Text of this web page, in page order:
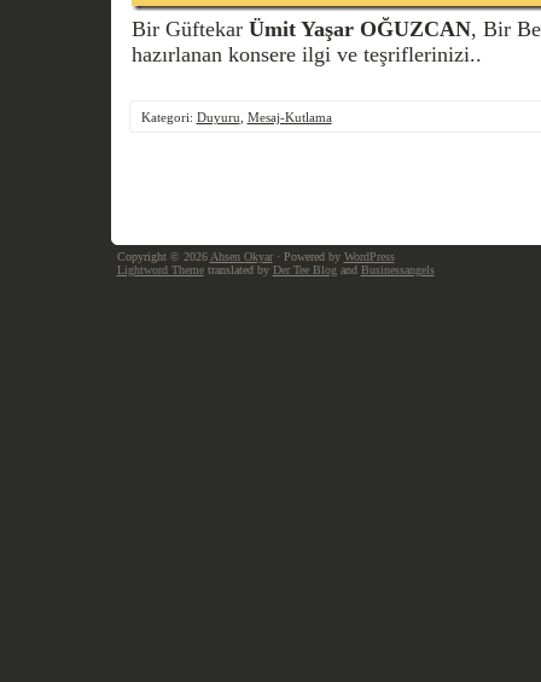
Bir Güftekar Ümit Yaşar OĞUZCAN, Bir
hazırlanan konsere ilgi ve teşriflerinizi..
Kategori: Duyuru Mesaj-Kutlama
Copyright © 2026 Ahsen Okyar· Powered by WordPress
Lightword Themetranslated by Der Tee Blog and Businessangels